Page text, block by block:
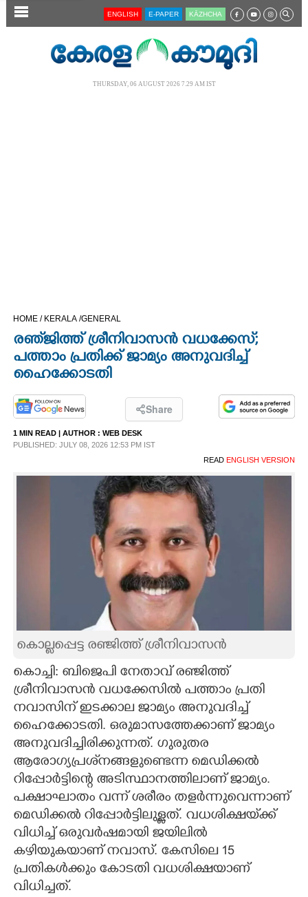
SECTIONS
CINEMA
OPINION
PHOTOS
LIFESTYLE
CARTOONS
LITERATURE
ZOOM
CONTACT US
ENGLISH E-PAPER KĀZHCHA
THURSDAY, 06 AUGUST 2026 7.29 AM IST
HOME / KERALA /GENERAL
രഞ്‌ജിത്ത് ശ്രീനിവാസൻ വധക്കേസ്;
പത്താം പ്രതിക്ക് ജാമ്യം അനുവദിച്ച്
ഹൈക്കോടതി
Share
1 MIN READ | AUTHOR : WEB DESK
PUBLISHED: JULY 08, 2026 12:53 PM IST
READ ENGLISH VERSION
കൊല്ലപ്പെട്ട രഞ്ജിത്ത് ശ്രീനിവാസൻ
കൊച്ചി: ബിജെപി നേതാവ് രഞ്ജിത്ത്
ശ്രീനിവാസൻ വധക്കേസിൽ പത്താം പ്രതി
നവാസിന് ഇടക്കാല ജാമ്യം അനുവദിച്ച്
ഹൈക്കോടതി. ഒരുമാസത്തേക്കാണ് ജാമ്യം
അനുവദിച്ചിരിക്കുന്നത്. ഗുരുതര
ആരോഗ്യപ്രശ്‌നങ്ങളുണ്ടെന്ന മെഡിക്കൽ
റിപ്പോർട്ടിന്റെ അടിസ്ഥാനത്തിലാണ് ജാമ്യം.
പക്ഷാഘാതം വന്ന് ശരീരം തളർന്നുവെന്നാണ്
മെഡിക്കൽ റിപ്പോർട്ടിലുള്ളത്. വധശിക്ഷയ്‌ക്ക്
വിധിച്ച് ഒരുവർഷമായി ജയിലിൽ
കഴിയുകയാണ് നവാസ്. കേസിലെ 15
പ്രതികൾക്കും കോടതി വധശിക്ഷയാണ്
വിധിച്ചത്.